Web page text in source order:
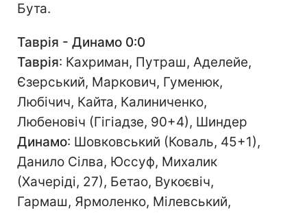
Бута.
Таврія - Динамо 0:0
Таврія: Кахриман, Путраш, Аделейе,
Єзерський, Маркович, Гуменюк,
Любічич, Кайта, Калиниченко,
Любеновіч (Гігіадзе, 90+4), Шиндер
Динамо: Шовковський (Коваль, 45+1),
Данило Сілва, Юссуф, Михалик
(Хачеріді, 27), Бетао, Вукоєвіч,
Гармаш, Ярмоленко, Мілевський,